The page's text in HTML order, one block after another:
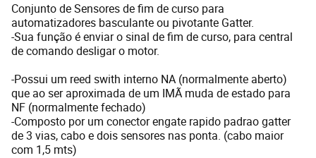
Conjunto de Sensores de fim de curso para
automatizadores basculante ou pivotante Gatter.
-Sua função é enviar o sinal de fim de curso, para central
de comando desligar o motor.
-Possui um reed swith interno NA (normalmente aberto)
que ao ser aproximada de um IMÃ muda de estado para
NF (normalmente fechado)
-Composto por um conector engate rapido padrao gatter
de 3 vias, cabo e dois sensores nas ponta. (cabo maior
com 1,5 mts)